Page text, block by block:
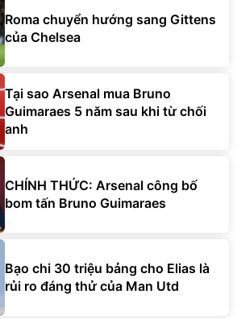
Roma chuyển hướng sang Gittens
của Chelsea
Tại sao Arsenal mua Bruno
Guimaraes 5 năm sau khi từ chối
anh
CHÍNH THỨC: Arsenal công bố
bom tấn Bruno Guimaraes
Bạo chi 30 triệu bảng cho Elias là
rủi ro đáng thử của Man Utd